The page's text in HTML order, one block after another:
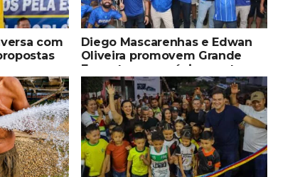
com
e
Diego Mascarenhas e Edwan
Oliveira promovem Grande
Encontro com sócios nesta
sexta-feira (07)